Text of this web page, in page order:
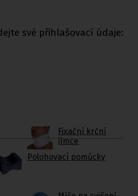
Fixační krční
límce
Polohovací pomůcky
své přihlašovací údaje: